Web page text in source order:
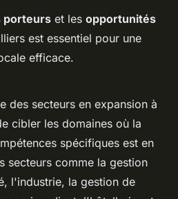
porteurs et les opportunités
est essentiel pour une
efficace.
des secteurs en expansion à
cibler les domaines où la
spécifiques est en
secteurs comme la gestion
l'industrie, la gestion de